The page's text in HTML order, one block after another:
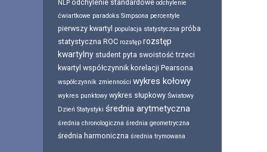
NLP odchylenie standardowe odchylenie
ćwiartkowe paradoks Simpsona percentyle
pierwszy kwartyl populacja statystyczna próba
statystyczna ROC rozstęp rozstęp
kwartylny student pyta swoistość trzeci
kwartyl współczynnik korelacji Pearsona
współczynnik zmienności wykres kołowy
wykres punktowy wykres słupkowy Światowy
Dzień Statystyki średnia arytmetyczna
średnia chronologiczna średnia geometryczna
średnia harmoniczna średnia trymowana